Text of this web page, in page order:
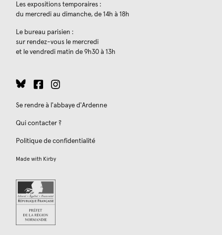
Les expositions temporaires :
du mercredi au dimanche, de 14h à 18h
Le bureau parisien :
sur rendez-vous le mercredi
et le vendredi matin de 9h30 à 13h
Se rendre à l'abbaye d'Ardenne
Qui contacter ?
Politique de confidentialité
Made with Kirby